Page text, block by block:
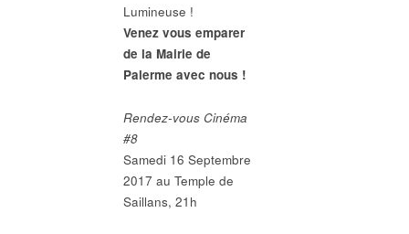
Lumineuse !
Venez vous emparer
de la Mairie de
Palerme avec nous !
Rendez-vous Cinéma
#8
Samedi 16 Septembre
2017 au Temple de
Saillans, 21h